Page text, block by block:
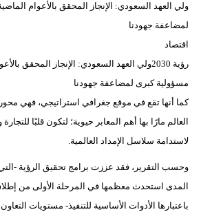
ولي العهد السعودي: الإنجاز المحقق بالأعوام
لمضاعفة جهودنا
اقتصاد
رؤية 2030ولي العهد السعودي: الإنجاز المحقق
مسؤولية كبرى لمضاعفة جهودنا
كما أنها تقع في موقع جغرافي استراتيجي، فهي
العالم مارًا بها أهم المعابر حيوية؛ لتكون قلبًا
لاستدامة سلاسل الإمداد العالمية.
وحسب التقرير، فقد عززت برامج تحقيق الرؤية -
باعتبارها الأدوات الأساسية للتنفيذ- مستويات